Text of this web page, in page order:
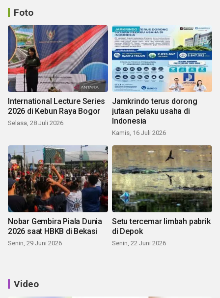
Foto
International Lecture Series
2026 di Kebun Raya Bogor
Selasa, 28 Juli 2026
Jamkrindo terus dorong
jutaan pelaku usaha di
Indonesia
Kamis, 16 Juli 2026
Nobar Gembira Piala Dunia
2026 saat HBKB di Bekasi
Senin, 29 Juni 2026
Setu tercemar limbah pabrik
di Depok
Senin, 22 Juni 2026
Video